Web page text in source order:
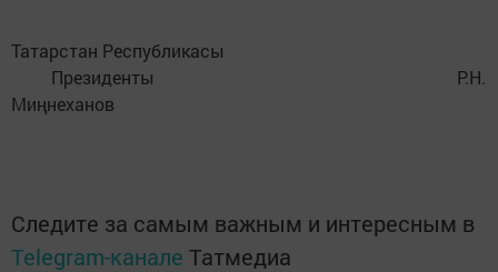
Татарстан Республикасы
Президенты Р.Н.
Миңнеханов
Следите за самым важным и интересным в
Telegram-канале Татмедиа